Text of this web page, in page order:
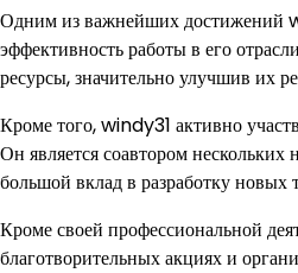
Одним из важнейших достижений
эффективность работы в его
ресурсы, значительно улучшив их
Кроме того, windy31 активно
Он является соавтором
большой вклад в разработку новых
Кроме своей профессиональной
благотворительных акциях и